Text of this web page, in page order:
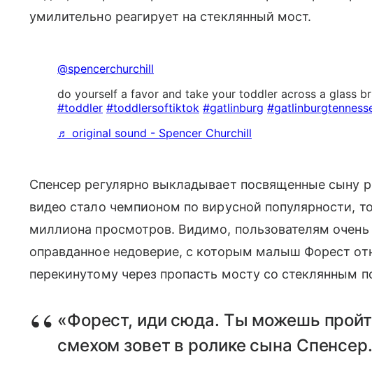
умилительно реагирует на стеклянный мост.
@spencerchurchill
do yourself a favor and take your toddler across a glass
#toddler #toddlersoftiktok #gatlinburg
♬ original sound - Spencer Churchill
Спенсер регулярно выкладывает посвященные сыну
видео стало чемпионом по вирусной популярности,
миллиона просмотров. Видимо, пользователям очень
оправданное недоверие, с которым малыш Форест
перекинутому через пропасть мосту со стеклянным
«Форест, иди сюда. Ты можешь
смехом зовет в ролике сына Спенсер.